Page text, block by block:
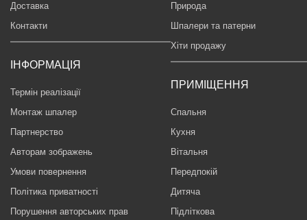
Доставка
Контакти
ІНФОРМАЦІЯ
Термін реалізації
Монтаж шпалер
Партнерство
Авторам зображень
Умови повернення
Політика приватності
Порушення авторських прав
Природа
Шпалери та патерни
Хіти продажу
ПРИМІЩЕННЯ
Спальня
Кухня
Вітальня
Передпокій
Дитяча
Підліткова